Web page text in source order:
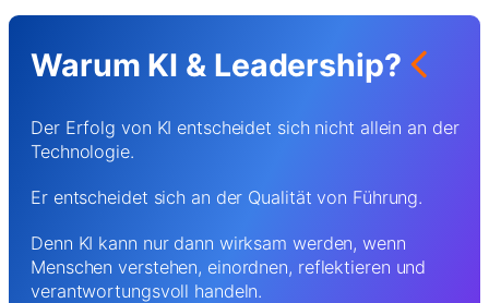
Warum KI & Leadership?
Der Erfolg von KI entscheidet sich nicht allein an der
Technologie.
Er entscheidet sich an der Qualität von Führung.
Denn KI kann nur dann wirksam werden, wenn
Menschen verstehen, einordnen, reflektieren und
verantwortungsvoll handeln.